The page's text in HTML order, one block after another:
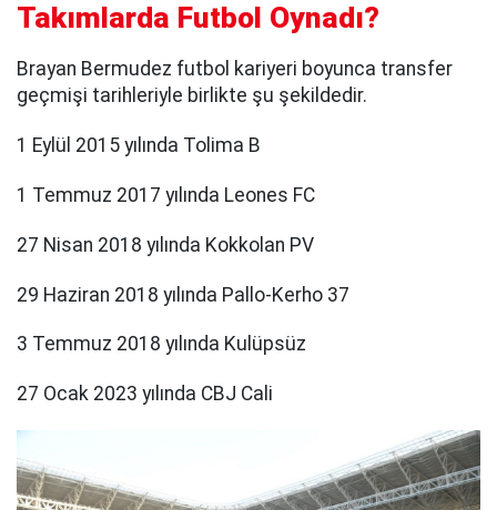
Takımlarda Futbol Oynadı?
Brayan Bermudez futbol kariyeri boyunca transfer
geçmişi tarihleriyle birlikte şu şekildedir.
1 Eylül 2015 yılında Tolima B
1 Temmuz 2017 yılında Leones FC
27 Nisan 2018 yılında Kokkolan PV
29 Haziran 2018 yılında Pallo-Kerho 37
3 Temmuz 2018 yılında Kulüpsüz
27 Ocak 2023 yılında CBJ Cali